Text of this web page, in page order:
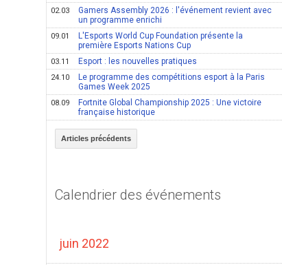
02.03
Gamers Assembly 2026 : l'événement revient avec
un programme enrichi
09.01
L'Esports World Cup Foundation présente la
première Esports Nations Cup
03.11 Esport : les nouvelles pratiques
24.10
Le programme des compétitions esport à la Paris
Games Week 2025
08.09
Fortnite Global Championship 2025 : Une victoire
française historique
Articles précédents
Calendrier des événements
juin 2022